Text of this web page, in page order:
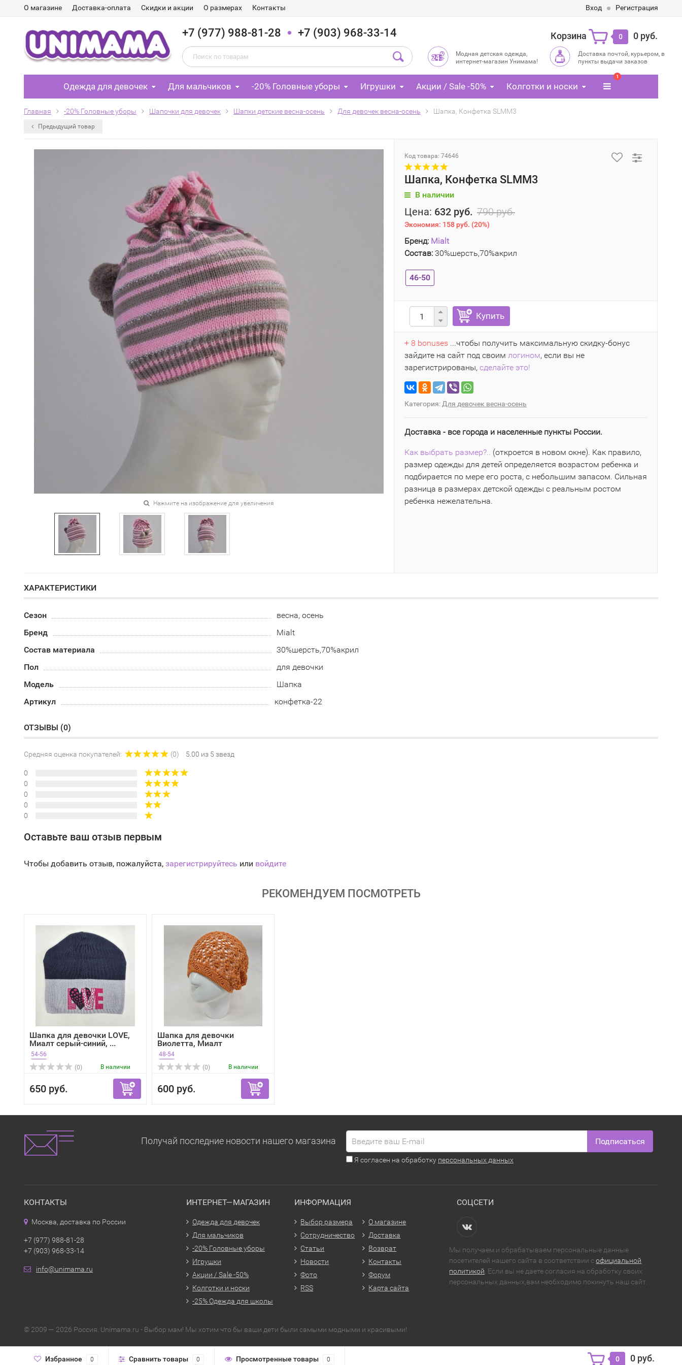
О магазине Доставка-оплата Скидки и акции О размерах Контакты Вход Регистрация
+7 (977) 988-81-28 +7 (903) 968-33-14 Корзина 0 0 руб.
Модная детская одежда,
интернет-магазин Унимама!
Доставка почтой, курьером, в
пункты выдачи заказов
Одежда для девочек Для мальчиков -20% Головные уборы Игрушки Акции / Sale -50% Колготки и носки
1
Главная -20% Головные уборы Шапочки для девочек Шапки детские весна-осень Для девочек весна-осень Шапка, Конфетка SLMM3
Предыдущий товар
Нажмите на изображение для увеличения
Код товара: 74646
Шапка, Конфетка SLMM3
В наличии
Цена: 632 руб. 790 руб.
Экономия: 158 руб. (20%)
Бренд: Mialt
Состав: 30%шерсть,70%акрил
46-50
Купить
+ 8 bonuses ...чтобы получить максимальную скидку-бонус
зайдите на сайт под своим логином, если вы не
зарегистрированы, сделайте это!
Категория: Для девочек весна-осень
Доставка - все города и населенные пункты России.
Как выбрать размер?.. (откроется в новом окне). Как правило,
размер одежды для детей определяется возрастом ребенка и
подбирается по мере его роста, с небольшим запасом. Сильная
разница в размерах детской одежды с реальным ростом
ребенка нежелательна.
ХАРАКТЕРИСТИКИ
Сезон
весна, осень
Бренд
Mialt
Состав материала
30%шерсть,70%акрил
Пол
для девочки
Модель
Шапка
Артикул
конфетка-22
ОТЗЫВЫ (0)
Средняя оценка покупателей: (0) 5.00 из 5 звезд
0
0
0
0
0
Оставьте ваш отзыв первым
Чтобы добавить отзыв, пожалуйста, зарегистрируйтесь или войдите
РЕКОМЕНДУЕМ ПОСМОТРЕТЬ
Шапка для девочки LOVE,
Миалт серый-синий, ...
54-56
(0)
В наличии
650 руб.
Шапка для девочки
Виолетта, Миалт
оранжевый
48-54
(0)
В наличии
600 руб.
Получай последние новости нашего магазина Подписаться
Я согласен на обработку персональных данных
КОНТАКТЫ
Москва, доставка по России
+7 (977) 988-81-28
+7 (903) 968-33-14
info@unimama.ru
ИНТЕРНЕТ—МАГАЗИН
Одежда для девочек
Для мальчиков
-20% Головные уборы
Игрушки
Акции / Sale -50%
Колготки и носки
-25% Одежда для школы
ИНФОРМАЦИЯ
Выбор размера
Сотрудничество
Статьи
Новости
Фото
RSS
О магазине
Доставка
Возврат
Контакты
Форум
Карта сайта
СОЦСЕТИ
Мы получаем и обрабатываем персональные данные
посетителей нашего сайта в соответствии софициальной
политикой . Если вы не даете согласия на обработку своих
персональных данных,вам необходимо покинуть наш сайт.
© 2009 — 2026 Россия. Unimama.ru - Выбор мам! Мы хотим что бы ваши дети были самыми модными и красивыми!
Избранное 0 Сравнить товары 0 Просмотренные товары 0 0 0 руб.